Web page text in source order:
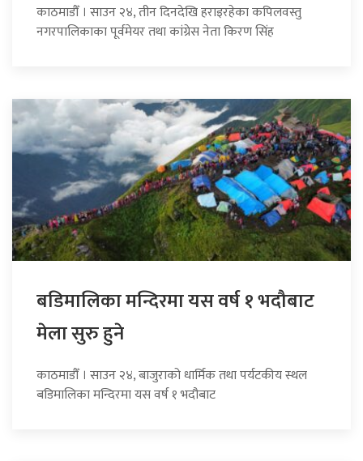
काठमाडौँ । साउन २४, तीन दिनदेखि हराइरहेका कपिलवस्तु
नगरपालिकाका पूर्वमेयर तथा कांग्रेस नेता किरण सिंह
बडिमालिका मन्दिरमा यस वर्ष १ भदौबाट
मेला सुरु हुने
काठमाडौँ । साउन २४, बाजुराको धार्मिक तथा पर्यटकीय स्थल
बडिमालिका मन्दिरमा यस वर्ष १ भदौबाट